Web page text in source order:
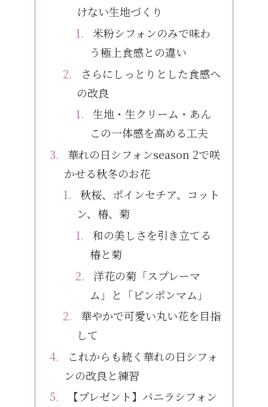
けない生地づくり
米粉シフォンのみで味わ
う極上食感との違い
さらにしっとりとした食感へ
の改良
生地・生クリーム・あん
この一体感を高める工夫
華れの日シフォンseason 2で咲
かせる秋冬のお花
秋桜、ポインセチア、コット
ン、椿、菊
和の美しさを引き立てる
椿と菊
洋花の菊「スプレーマ
ム」と「ピンポンマム」
華やかで可愛い丸い花を目指
して
これからも続く華れの日シフォ
ンの改良と練習
【プレゼント】バニラシフォン